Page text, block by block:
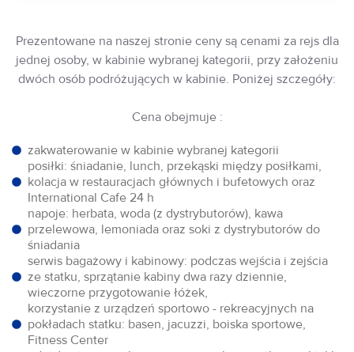
Prezentowane na naszej stronie ceny są cenami za rejs dla
jednej osoby, w kabinie wybranej kategorii, przy założeniu
dwóch osób podróżujących w kabinie. Poniżej szczegóły:
Cena obejmuje :
zakwaterowanie w kabinie wybranej kategorii
posiłki: śniadanie, lunch, przekąski między posiłkami,
kolacja w restauracjach głównych i bufetowych oraz
International Cafe 24 h
napoje: herbata, woda (z dystrybutorów), kawa
przelewowa, lemoniada oraz soki z dystrybutorów do
śniadania
serwis bagażowy i kabinowy: podczas wejścia i zejścia
ze statku, sprzątanie kabiny dwa razy dziennie,
wieczorne przygotowanie łóżek,
korzystanie z urządzeń sportowo - rekreacyjnych na
pokładach statku: basen, jacuzzi, boiska sportowe,
Fitness Center